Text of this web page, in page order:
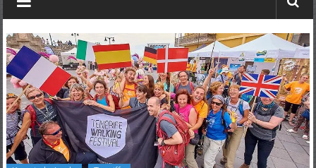
die
der
Kanarischen
Inseln